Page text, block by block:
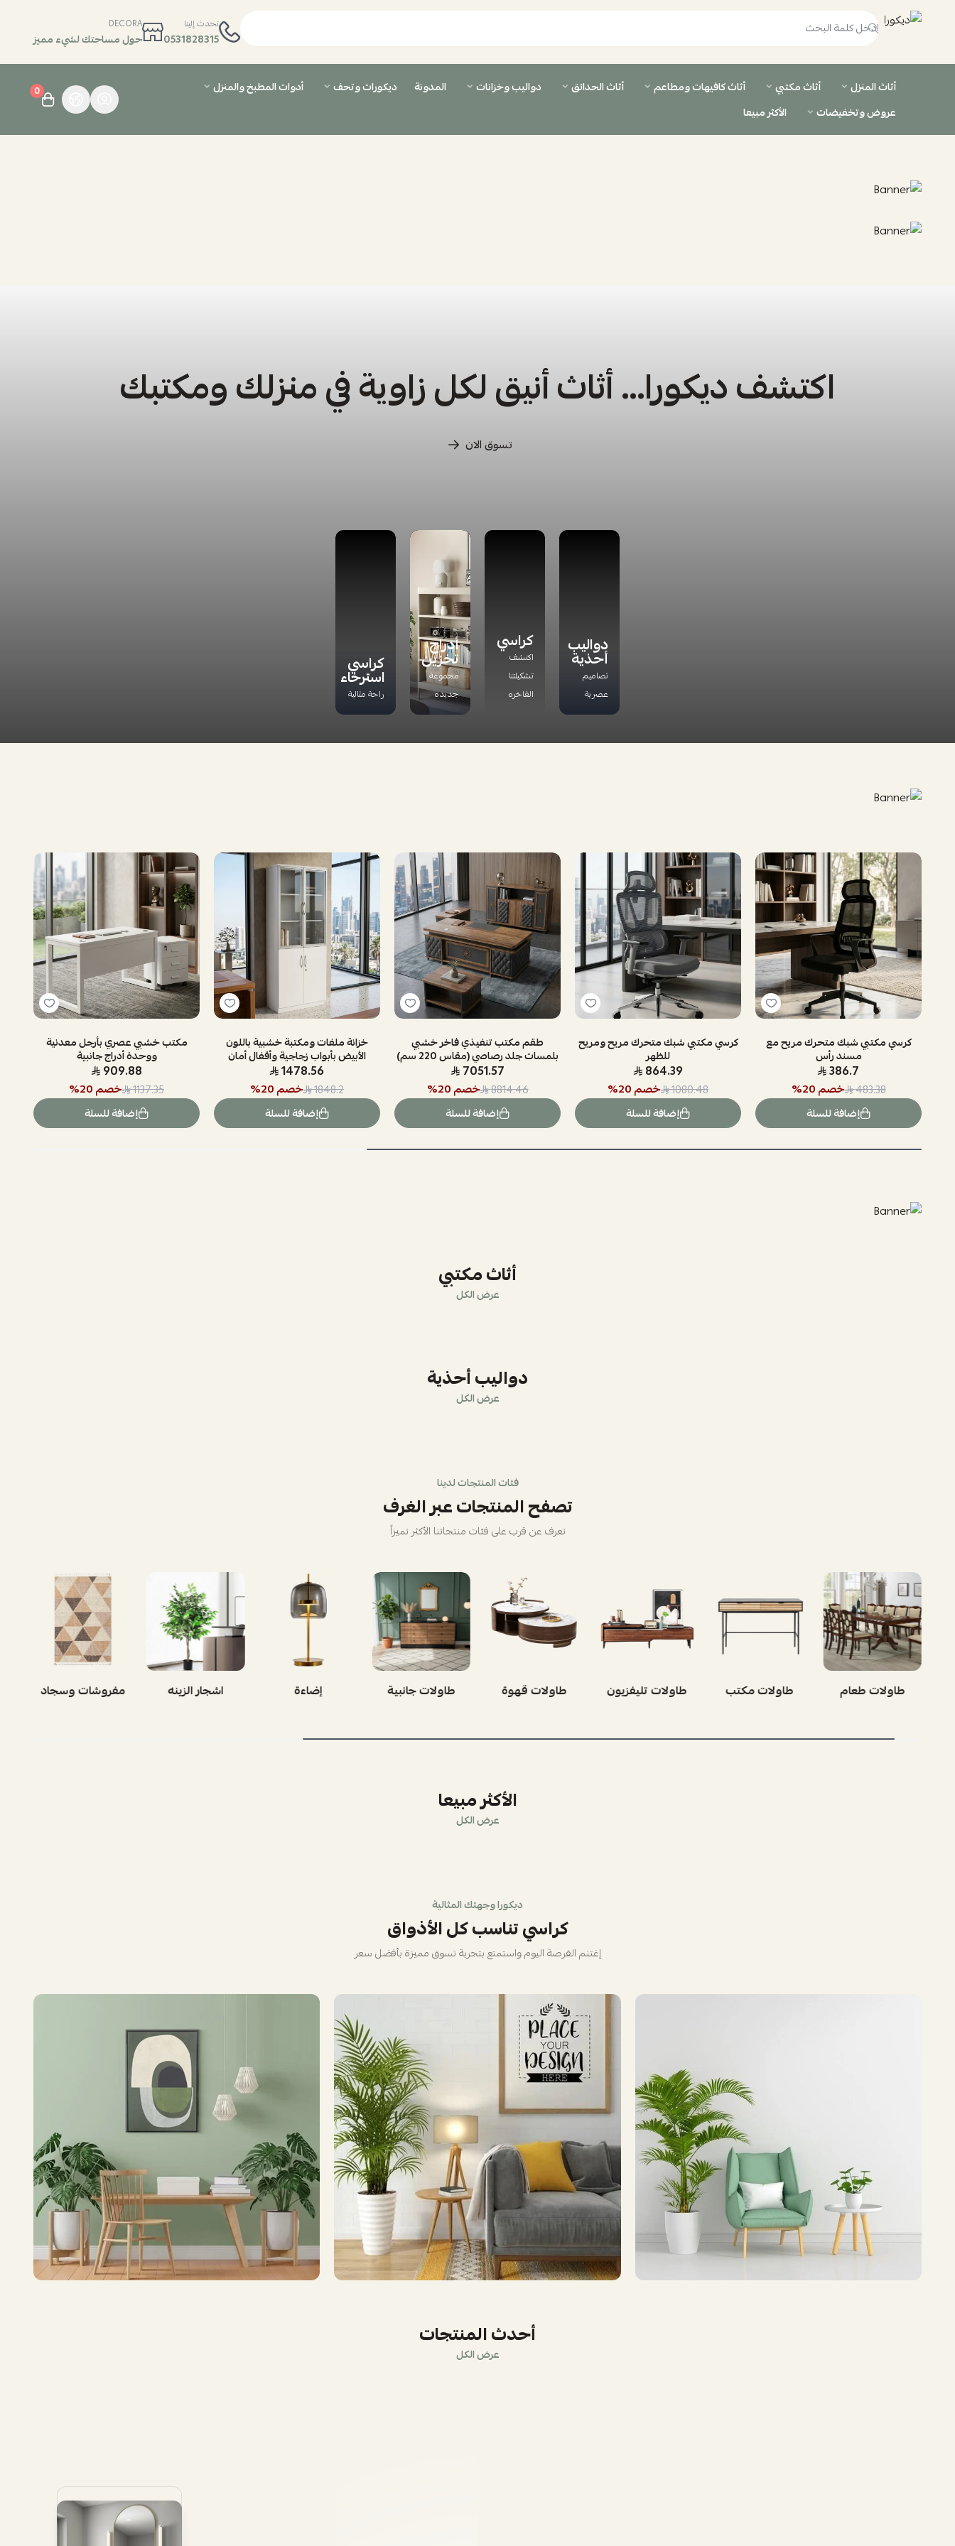
ديكورا
تحدث إلينا
0531828315
DECORA
حول مساحتك لشيء مميز
أثاث المنزل أثاث مكتبي أثاث كافيهات ومطاعم أثاث الحدائق دواليب وخزانات المدونة ديكورات وتحف
أدوات المطبخ والمنزل
عروض وتخفيضات
الأكثر مبيعا
0
اكتشف ديكورا… أثاث أنيق لكل زاوية في منزلك ومكتبك
تسوق الان
دواليب
أحذية
تصاميم
عصرية
كراسي
اكتشف
تشكيلتنا
الفاخره
أدراج
تخزين
مجموعة
جديده
كراسي
استرخاء
راحة مثالية
كرسي مكتبي شبك متحرك مريح مع
مسند رأس
386.7
483.38 خصم20
%
إضافة للسلة
كرسي مكتبي شبك متحرك مريح ومريح
للظهر
864.39
1080.48 خصم20
%
إضافة للسلة
طقم مكتب تنفيذي فاخر خشبي
بلمسات جلد رصاصي (مقاس 220 سم)
7051.57
8814.46 خصم20
%
إضافة للسلة
خزانة ملفات ومكتبة خشبية باللون
الأبيض بأبواب زجاجية وأقفال أمان
1478.56
1848.2 خصم20
%
إضافة للسلة
مكتب خشبي عصري بأرجل معدنية
ووحدة أدراج جانبية
909.88
1137.35 خصم20
%
إضافة للسلة
أثاث مكتبي
عرض الكل
دواليب أحذية
عرض الكل
فئات المنتجات لدينا
تصفح المنتجات عبر الغرف
تعرف عن قرب على فئات منتجاتنا الأكثر تميزاً
طاولات طعام طاولات مكتب طاولات تليفزيون طاولات قهوة طاولات جانبية إضاءة اشجار الزينه مفروشات وسجاد
الأكثر مبيعا
عرض الكل
ديكورا وجهتك المثالية
كراسي تناسب كل الأذواق
إغتنم الفرصة اليوم واستمتع بتجربة تسوق مميزة بأفضل سعر
أحدث المنتجات
عرض الكل